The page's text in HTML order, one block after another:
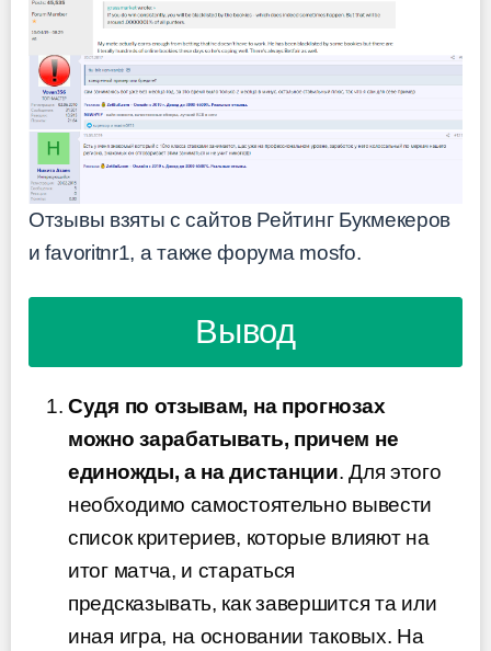
Отзывы взяты с сайтов Рейтинг Букмекеров
и favoritnr1, а также форума mosfo.
Вывод
Судя по отзывам, на прогнозах
можно зарабатывать, причем не
единожды, а на дистанции. Для этого
необходимо самостоятельно вывести
список критериев, которые влияют на
итог матча, и стараться
предсказывать, как завершится та или
иная игра, на основании таковых. На